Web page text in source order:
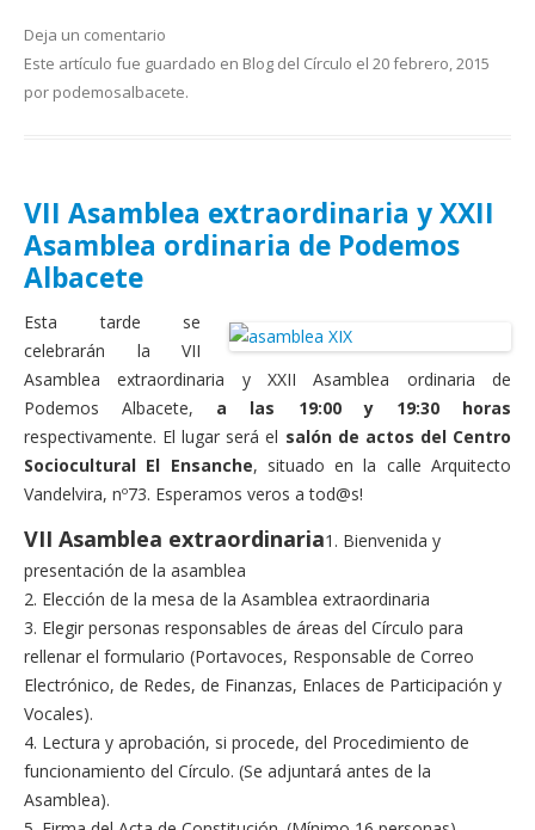
Deja un comentario
Este artículo fue guardado en Blog del Círculo el 20 febrero, 2015
por podemosalbacete.
VII Asamblea extraordinaria y XXII
Asamblea ordinaria de Podemos
Albacete
Esta tarde se
celebrarán la VII
Asamblea extraordinaria y XXII Asamblea ordinaria de
Podemos Albacete, a las 19:00 y 19:30
horas
respectivamente. El lugar será el salón de actos del Centro
Sociocultural El Ensanche, situado en la calle Arquitecto
Vandelvira, nº73. Esperamos veros a tod@s!
VII Asamblea extraordinaria1. Bienvenida y
presentación de la asamblea
2. Elección de la mesa de la Asamblea extraordinaria
3. Elegir personas responsables de áreas del Círculo para
rellenar el formulario (Portavoces, Responsable de Correo
Electrónico, de Redes, de Finanzas, Enlaces de Participación y
Vocales).
4. Lectura y aprobación, si procede, del Procedimiento de
funcionamiento del Círculo. (Se adjuntará antes de la
Asamblea).